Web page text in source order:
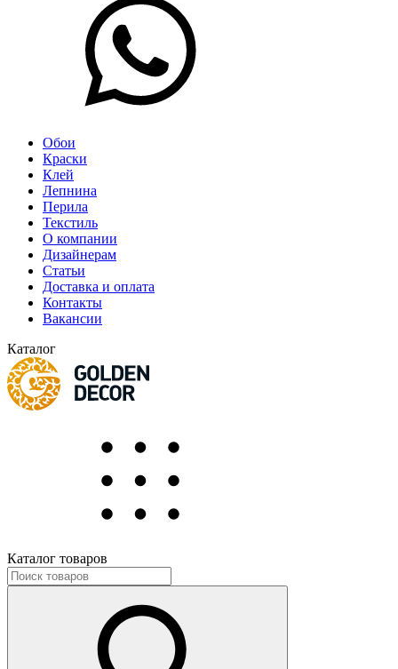
Обои
Краски
Клей
Лепнина
Перила
Текстиль
О компании
Дизайнерам
Статьи
Доставка и оплата
Контакты
Вакансии
Каталог
Каталог товаров